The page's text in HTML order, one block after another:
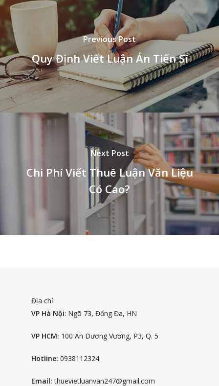
Previous Post
Quy Định Viết Luận Án Tiến Sĩ
Next Post
Chi Phí Viết Thuê Luận Văn Liệu
Có Cao?
Địa chỉ:
VP Hà Nội: Ngõ 73, Đống Đa, HN
VP HCM: 100 An Dương Vương, P3, Q. 5
Hotline: 0938112324
Email: thuevietluanvan247@gmail.com